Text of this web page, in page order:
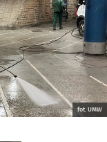
fot. UMW